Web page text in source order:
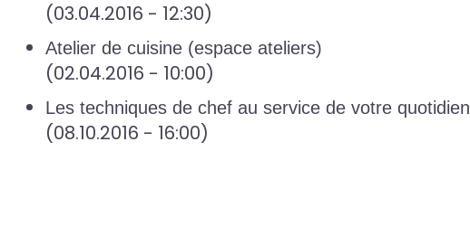
(03.04.2016 - 12:30)
Atelier de cuisine (espace ateliers)
(02.04.2016 - 10:00)
Les techniques de chef au service de votre quotidien
(08.10.2016 - 16:00)